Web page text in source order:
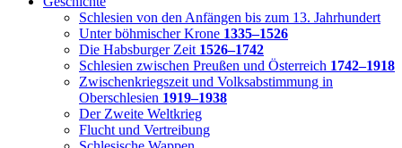
Schlesien von den Anfängen bis zum 13. Jahrhundert
Unter böhmischer Krone 1335–1526
Die Habsburger Zeit 1526–1742
Schlesien zwischen Preußen und Österreich 1742–1918
Zwischenkriegszeit und Volksabstimmung in
Oberschlesien 1919–1938
Der Zweite Weltkrieg
Flucht und Vertreibung